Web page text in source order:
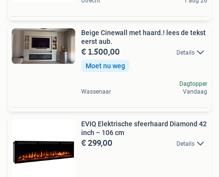
Beige Cinewall met haard.! lees de tekst
eerst aub.
€ 1.500,00 Details
Moet nu weg
Wassenaar
Dagtopper
Vandaag
EVIQ Elektrische sfeerhaard Diamond 42
inch – 106 cm
€ 299,00 Details